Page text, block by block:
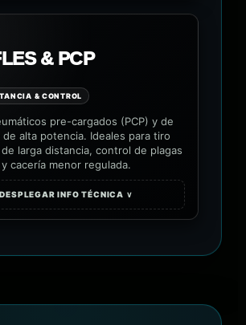
& PCP
& CONTROL
pre-cargados (PCP) y de
alta potencia. Ideales para tiro
larga distancia, control de plagas
y cacería menor regulada.
DESPLEGAR INFO TÉCNICA ∨